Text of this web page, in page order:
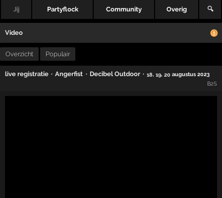
Jij Partyflock Community Overig 🔍
Video
Overzicht Populair
live registratie · Angerfist · Decibel Outdoor · 18, 19, 20augustus 2023
B2S